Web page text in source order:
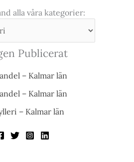
alla våra kategorier:
Publicerat
– Kalmar län
– Kalmar län
– Kalmar län